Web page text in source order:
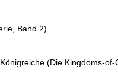
Band 2)
(Die Kingdoms-